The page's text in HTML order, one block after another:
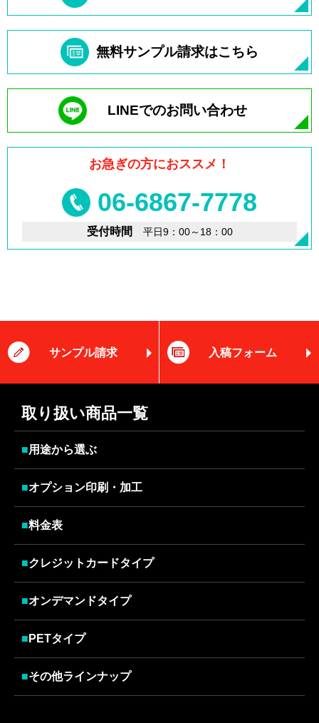
無料サンプル請求はこちら
LINEでのお問い合わせ
お急ぎの方におススメ！
06-6867-7778
受付時間 平日9：00～18：00
サンプル請求 入稿フォーム
取り扱い商品一覧
■用途から選ぶ
■オプション印刷・加工
■料金表
■クレジットカードタイプ
■オンデマンドタイプ
■ PETタイプ
■その他ラインナップ